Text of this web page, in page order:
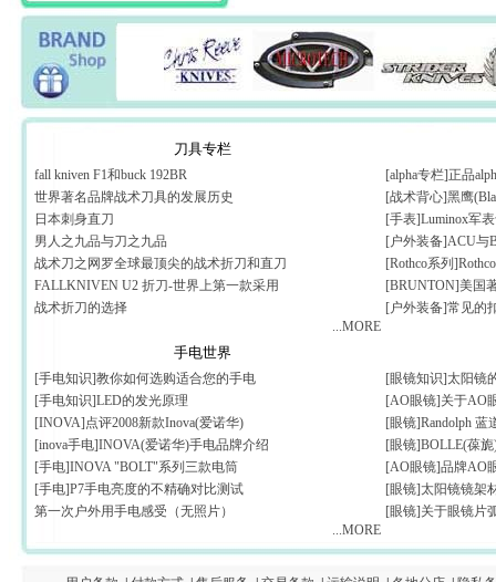
刀具专栏
fall kniven F1和buck 192BR
世界著名品牌战术刀具的发展历史
日本刺身直刀
男人之九品与刀之九品
战术刀之网罗全球最顶尖的战术折刀和直刀
FALLKNIVEN U2 折刀-世界上第一款采用
战术折刀的选择
...MORE
[alpha专栏]正品
[战术背心]黑鹰
[手表]Luminox军
[户外装备]ACU与
[Rothco系列
[BRUNTON]美国
[户外装备]常见的
手电世界
[手电知识]教你如何选购适合您的手电
[手电知识]LED的发光原理
[INOVA]点评2008新款Inova(爱诺华)
[inova手电]INOVA(爱诺华)手电品牌介绍
[手电]INOVA "BOLT"系列三款电筒
[手电]P7手电亮度的不精确对比测试
第一次户外用手电感受（无照片）
...MORE
[眼镜知识]太阳镜
[AO眼镜]关于AO
[眼镜]Randolph
[眼镜]BOLLE(葆
[AO眼镜]品牌AO
[眼镜]太阳镜镜架
[眼镜]关于眼镜片